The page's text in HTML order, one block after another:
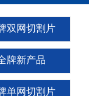
双网切割片
牌新产品
单网切割片